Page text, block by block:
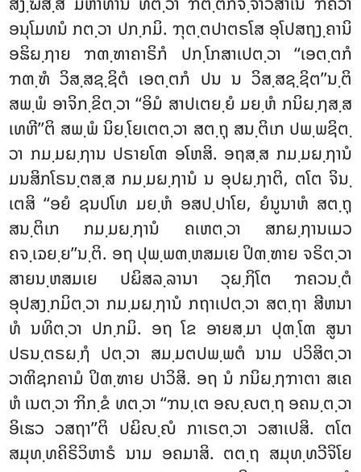
ອນຸໂມທນໍ ກຕ຺ວາ ປກ຺ກມິ. ຠຸຕ຺ຕປາຕຣໂສ ອຸໂປສຖງ຺ຄານິ
ອຘິຏ຺ຐາຍ ຠຓ຺ຑາຄາຣິກໍ ປກ຺ໂກສາເປຕ຺ວາ ‘‘ເອຕ຺ຕກໍ
ຠຓ຺ຑໍ ວິສ຺ສຊ຺ຊິຕໍ ເອຕ຺ຕກໍ ປນ ນ ວິສ຺ສຊ຺ຊິຕ’’ນ຺ຕິ
ສພ຺ພໍ ອາຈິກ຺ຂິຕ຺ວາ ‘‘ອິມໍ ສາປເຕຍ຺ຍໍ ມຍ຺ຫໍ ກນິຏ຺ຐສ຺ສ
ເທຫີ’’ຕິ ສພ຺ພໍ ນິຍ຺ໂຍເຕຕ຺ວາ ສຕ຺ຖຸ ສນ຺ຕິເກ ປພ຺ພຊິຕ຺
ວາ ກມ຺ມຏ຺ຐານ ປຣາຍໂຓ ອໂຫສິ. ອຖສ຺ສ ກມ຺ມຏ຺ຐານໍ
ມນສິກໂຣນ຺ຕສ຺ສ ກມ຺ມຏ຺ຐານໍ ນ ອຸປຏ຺ຐາຕິ, ຕໂຕ ຈິນ຺
ເຕສິ ‘‘ອຍໍ ຊນປໂທ ມຍ຺ຫໍ ອສປ຺ປາໂຍ, ຍໍນູນາຫໍ ສຕ຺ຖຸ
ສນ຺ຕິເກ ກມ຺ມຏ຺ຐານໍ ຄເຫຕ຺ວາ ສກຏ຺ຐານເມວ
ຄຈ຺ເຉຍ຺ຍ’’ນ຺ຕິ. ອຖ ປຸພ຺ພຓ຺ຫສມເຍ ປິຓ຺ຑາຍ ຈຣິຕ຺ວາ
ສາຍນ຺ຫສມເຍ ປຏິສລ຺ລານາ ວຸຏ຺ຐິໂຕ ຠຄວນ຺ຕໍ
ອຸປສງ຺ກມິຕ຺ວາ ກມ຺ມຏ຺ຐານໍ ກຖາເປຕ຺ວາ ສຕ຺ຖາ ສີຫນາ
ທໍ ນທິຕ຺ວາ ປກ຺ກມິ. ອຖ ໂຂ ອາຍສ຺ມາ ປຸຓ຺ໂຓ ສູນາ
ປຣນ຺ຕຣຏ຺ຐໍ ປຕ຺ວາ ສມ຺ມຕປພ຺ພຕໍ ນາມ ປວິສິຕ຺ວາ
ວາຓິຊກຄາມໍ ປິຓ຺ຑາຍ ປາວິສິ. ອຖ ນໍ ກນິຏ຺ຐຠາຕາ ສເຄ
ຫໍ ເນຕ຺ວາ ຠິກ຺ຂໍ ທຕ຺ວາ ‘‘ຠນ຺ເຕ ອຎ຺ຎຕ຺ຖ ອຄນ຺ຕ຺ວາ
ອິເຘວ ວສຖາ’’ຕິ ປຏິຎ຺ຎໍ ກາເຣຕ຺ວາ ວສາເປສິ. ຕໂຕ
ສມຸທ຺ທຄິຣິວິຫາຣໍ ນາມ ອຄມາສິ. ຕຕ຺ຖ ສມຸທ຺ທວີຈິໂຍ